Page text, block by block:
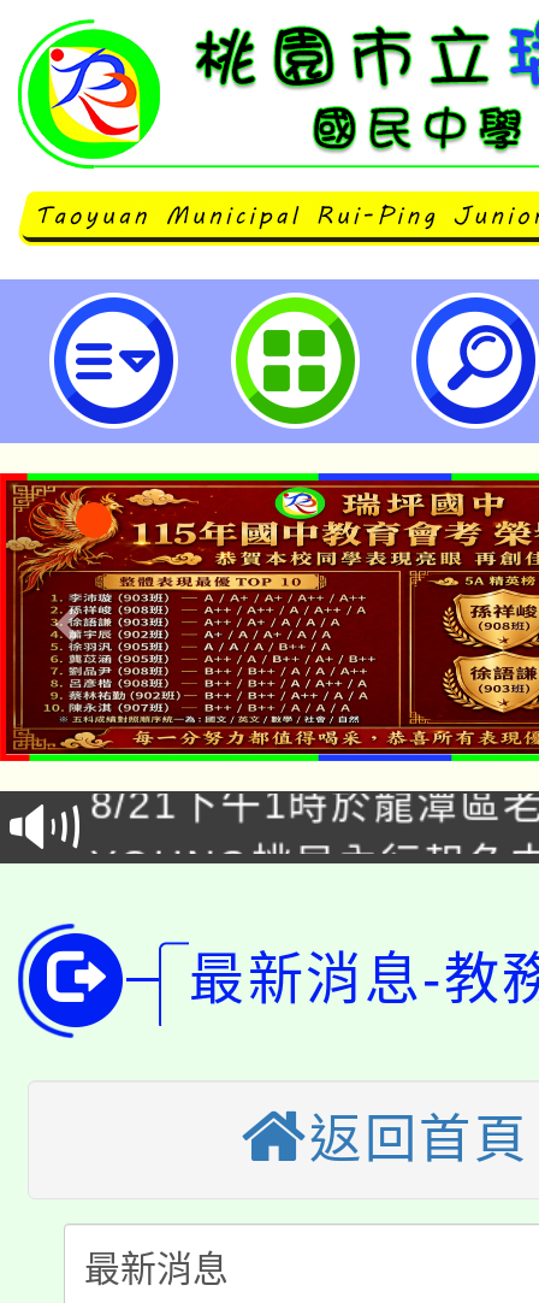
112學年度第二學期精進計畫教師
案進階專業回饋人才培訓研習-桃
「本色祭」8/29、30在
場熱烈登場!
8/21下午1時於龍潭區
徵才活動。
YOUNG桃局內行報名
開!
115年桃園市運動會8/
田徑場及游泳池舉行。
桃園市低收入戶享有免
視費優惠，中低收入戶
半價優惠，詳情可洽有
者。
大園自造教育及科技中
份教師增能研習
大溪自造教育及科技
份教師研習
淨零綠生活教案入校路
會
115年食農教育專業人
最新消息-教
返回首頁